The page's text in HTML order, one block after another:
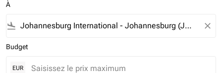
À
flight_land close
Budget
EUR